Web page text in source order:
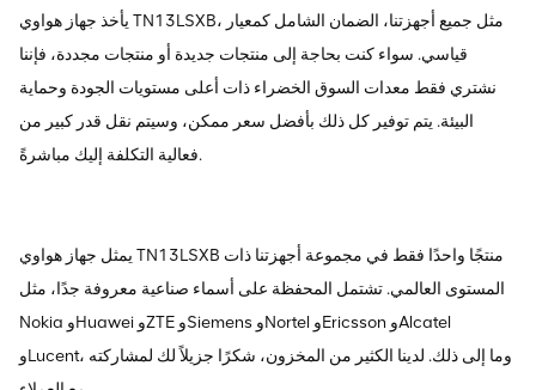
يأخذ جهاز هواوي TN13LSXB، مثل جميع أجهزتنا، الضمان الشامل كمعيار
قياسي. سواء كنت بحاجة إلى منتجات جديدة أو منتجات مجددة، فإننا
نشتري فقط معدات السوق الخضراء ذات أعلى مستويات الجودة وحماية
البيئة. يتم توفير كل ذلك بأفضل سعر ممكن، وسيتم نقل قدر كبير من
فعالية التكلفة إليك مباشرةً.
يمثل جهاز هواوي TN13LSXB منتجًا واحدًا فقط في مجموعة أجهزتنا ذات
المستوى العالمي. تشتمل المحفظة على أسماء صناعية معروفة جدًا، مثل
Nokia وHuawei وZTE وSiemens وNortel وEricsson وAlcatel
وLucent، وما إلى ذلك. لدينا الكثير من المخزون، شكرًا جزيلاً لك لمشاركته